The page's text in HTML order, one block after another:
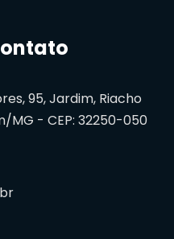
95, Jardim, Riacho
MG - CEP: 32250-050